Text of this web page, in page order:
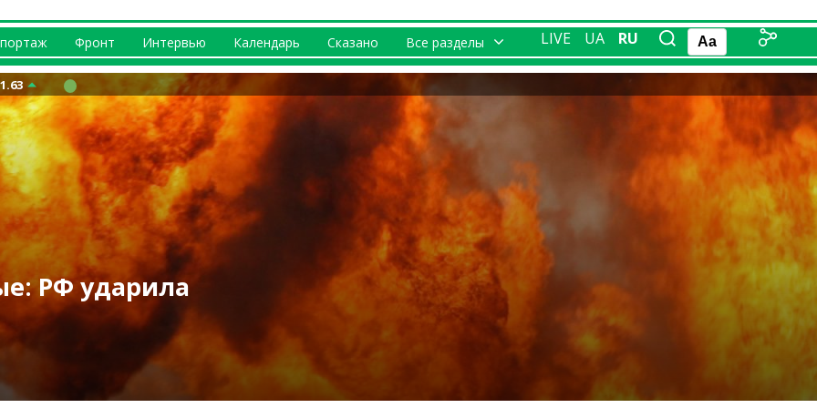
Фронт Интервью Календарь Сказано Все разделы LIVE UA RU Aa
РФ ударила
происходит
(видео)
домой» —
августа: трое
Лозовой
– трое
Колодезе,
ВСУ о фейке